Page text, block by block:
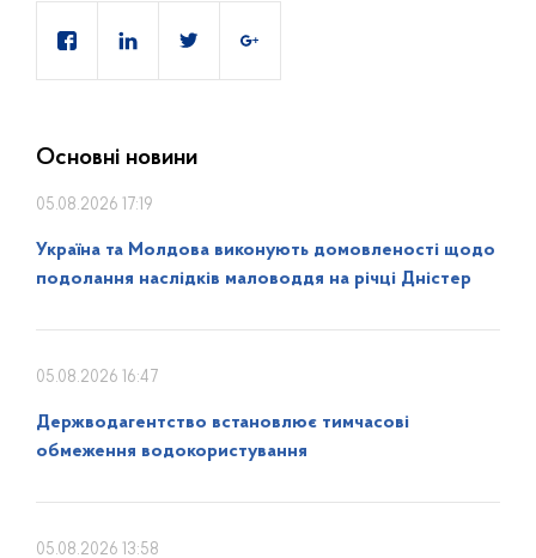
Основні новини
05.08.2026 17:19
Україна та Молдова виконують домовленості щодо
подолання наслідків маловоддя на річці Дністер
05.08.2026 16:47
Держводагентство встановлює тимчасові
обмеження водокористування
05.08.2026 13:58